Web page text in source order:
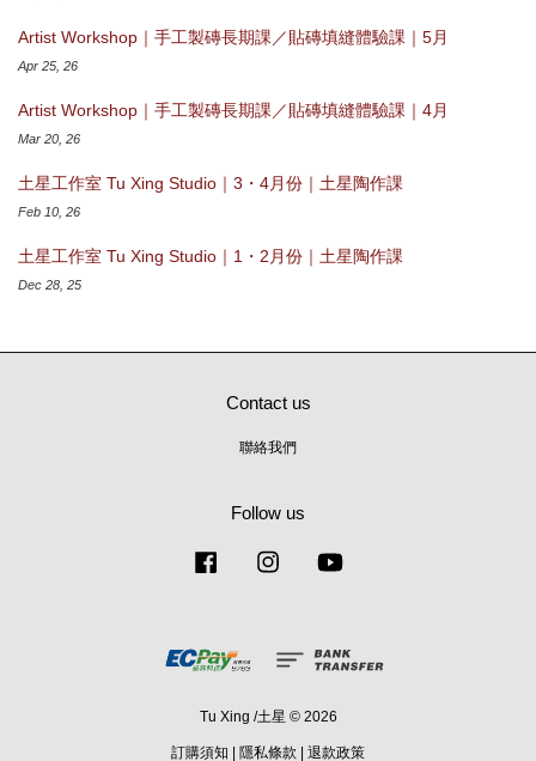
Artist Workshop｜手工製磚長期課／貼磚填縫體驗課｜5月
Apr 25, 26
Artist Workshop｜手工製磚長期課／貼磚填縫體驗課｜4月
Mar 20, 26
土星工作室 Tu Xing Studio｜3・4月份｜土星陶作課
Feb 10, 26
土星工作室 Tu Xing Studio｜1・2月份｜土星陶作課
Dec 28, 25
Contact us
聯絡我們
Follow us
Facebook Instagram
Tu Xing /土星 © 2026
訂購須知 隱私條款 退款政策